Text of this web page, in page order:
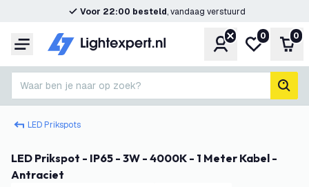
Voor 22:00 besteld, vandaag verstuurd
Menu Account
Mijn
0 0
Waar ben je naar op zoek?
LED Prikspots
LED Prikspot - IP65 - 3W - 4000K - 1 Meter Kabel -
Antraciet